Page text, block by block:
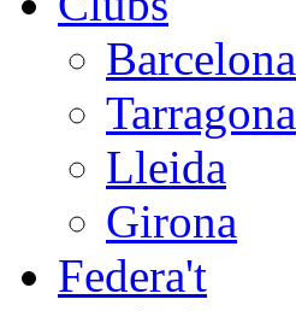
Barcelona
Tarragona
Lleida
Girona
Federa't